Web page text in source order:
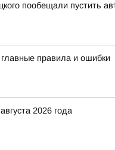
пообещали пустить
правила и ошибки
2026 года